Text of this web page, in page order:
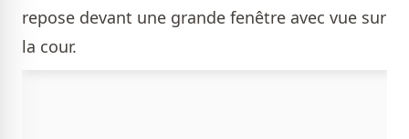
repose devant une grande fenêtre avec vue sur
la cour.